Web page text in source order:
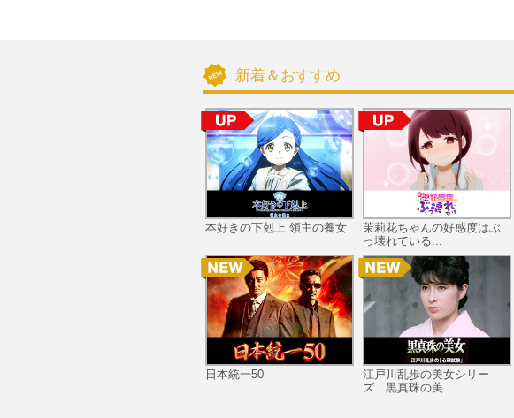
新着＆おすすめ
本好きの下剋上 領主の養女
日本統一50
茉莉花ちゃんの好感度はぶ
っ壊れている...
江戸川乱歩の美女シリー
ズ 黒真珠の美...